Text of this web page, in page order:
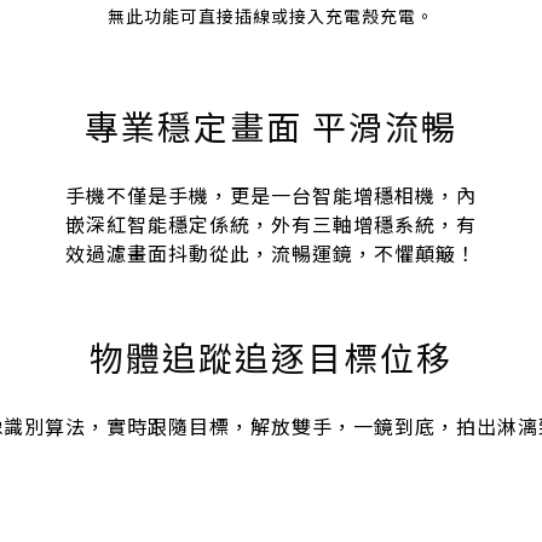
無此功能可直接插線或接入充電殼充電。
專業穩定畫面 平滑流暢
手機不僅是手機，更是一台智能增穩相機，內
嵌深紅智能穩定係統，外有三軸增穩系統，有
效過濾畫面抖動從此，流暢運鏡，不懼顛簸！
物體追蹤追逐目標位移
別算法， 實時跟隨目標，解放雙手，一鏡到底，拍出淋